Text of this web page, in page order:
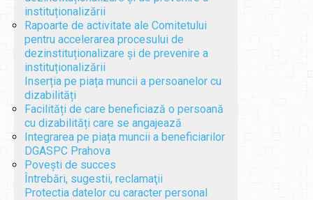
instituționalizării
Rapoarte de activitate ale Comitetului
pentru accelerarea procesului de
dezinstituționalizare și de prevenire a
instituționalizării
Inserția pe piața muncii a persoanelor cu
dizabilități
Facilități de care beneficiază o persoană
cu dizabilități care se angajează
Integrarea pe piața muncii a beneficiarilor
DGASPC Prahova
Povești de succes
Întrebări, sugestii, reclamaţii
Protectia datelor cu caracter personal